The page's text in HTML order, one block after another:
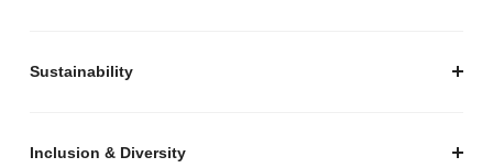
Sustainability
Inclusion & Diversity